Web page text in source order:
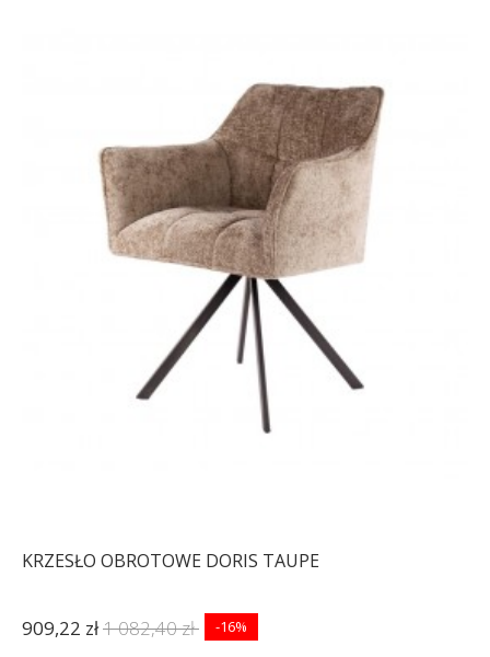
KRZESŁO OBROTOWE DORIS TAUPE
909,22 zł1 082,40 zł -16%